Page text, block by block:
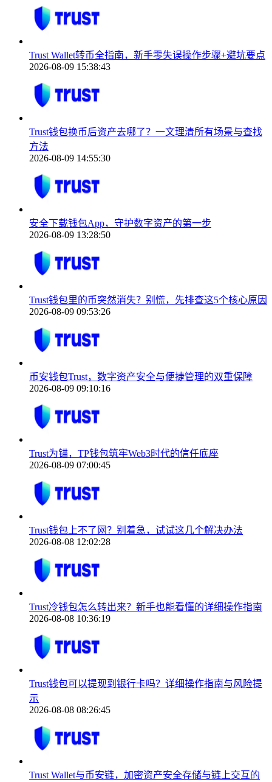
Trust Wallet转币全指南，新手零失误操作步骤+避坑要点
2026-08-09 15:38:43
Trust钱包换币后资产去哪了？一文理清所有场景与查找
方法
2026-08-09 14:55:30
安全下载钱包App，守护数字资产的第一步
2026-08-09 13:28:50
Trust钱包里的币突然消失？别慌，先排查这5个核心原因
2026-08-09 09:53:26
币安钱包Trust，数字资产安全与便捷管理的双重保障
2026-08-09 09:10:16
Trust为锚，TP钱包筑牢Web3时代的信任底座
2026-08-09 07:00:45
Trust钱包上不了网？别着急，试试这几个解决办法
2026-08-08 12:02:28
Trust冷钱包怎么转出来？新手也能看懂的详细操作指南
2026-08-08 10:36:19
Trust钱包可以提现到银行卡吗？详细操作指南与风险提
示
2026-08-08 08:26:45
Trust Wallet与币安链，加密资产安全存储与链上交互的